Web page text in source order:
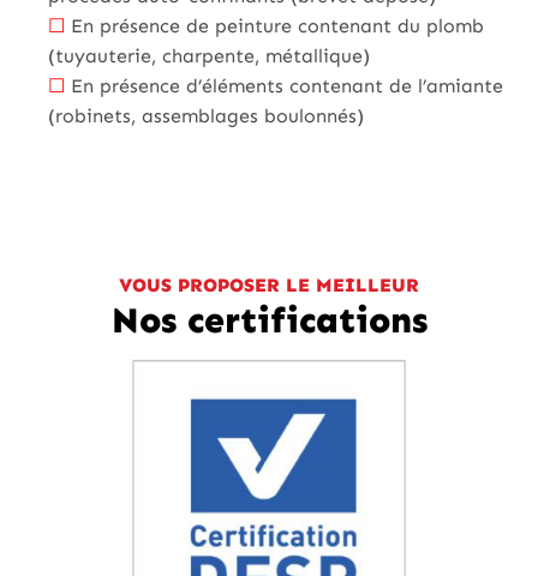
☐ En présence de peinture contenant du plomb
(tuyauterie, charpente, métallique)
☐ En présence d’éléments contenant de l’amiante
(robinets, assemblages boulonnés)
VOUS PROPOSER LE MEILLEUR
Nos certifications